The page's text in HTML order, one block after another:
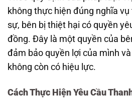
không thực hiện đúng nghĩa
sự, bên bị thiệt hại có quyền
đồng. Đây là một quyền của
đảm bảo quyền lợi của mình
không còn có hiệu lực.
Cách Thực Hiện Yêu Cầu